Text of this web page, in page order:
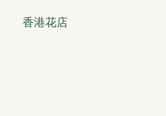
香港花店